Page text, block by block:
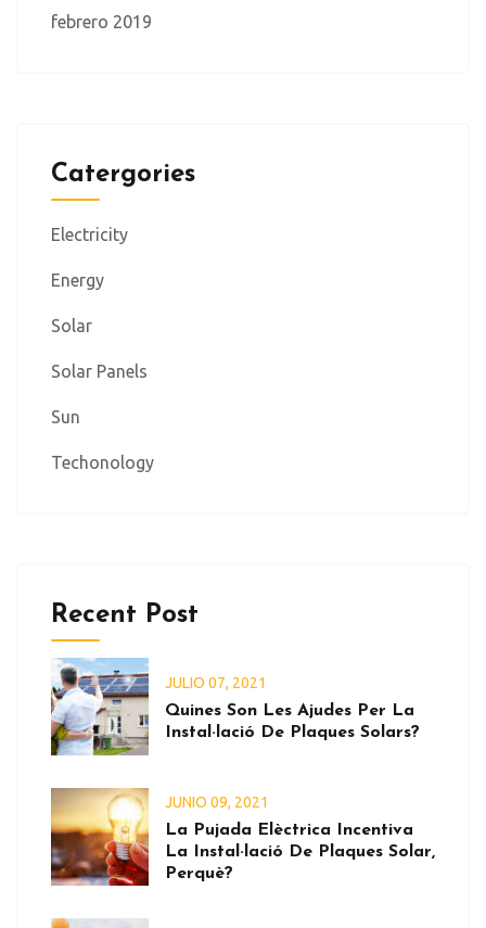
febrero 2019
Catergories
Electricity
Energy
Solar
Solar Panels
Sun
Techonology
Recent Post
JULIO 07, 2021
Quines Son Les Ajudes Per La
Instal·lació De Plaques Solars?
JUNIO 09, 2021
La Pujada Elèctrica Incentiva
La Instal·lació De Plaques Solar,
Perquè?